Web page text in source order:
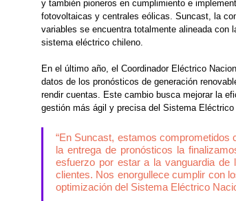
y también pioneros en cumplimiento e
fotovoltaicas y centrales eólicas. Suncast, la
variables se encuentra totalmente alineada con
sistema eléctrico chileno.
En el último año, el Coordinador Eléctrico
datos de los pronósticos de generación
rendir cuentas. Este cambio busca mejorar la
gestión más ágil y precisa del Sistema Eléctrico
“En Suncast, estamos comprometidos
la entrega de pronósticos la
esfuerzo por estar a la vanguardia
clientes. Nos enorgullece cumplir con
optimización del Sistema Eléctrico